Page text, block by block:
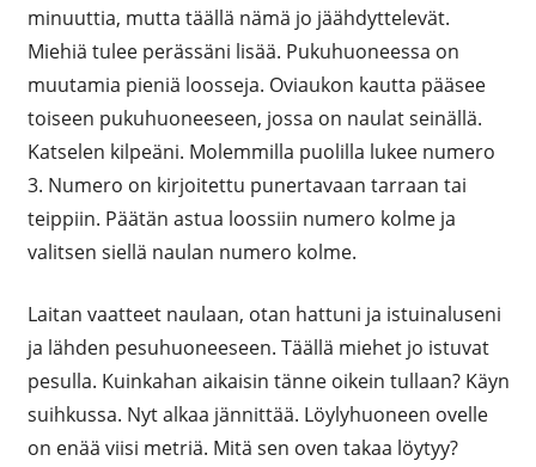
minuuttia, mutta täällä nämä jo jäähdyttelevät.
Miehiä tulee perässäni lisää. Pukuhuoneessa on
muutamia pieniä loosseja. Oviaukon kautta pääsee
toiseen pukuhuoneeseen, jossa on naulat seinällä.
Katselen kilpeäni. Molemmilla puolilla lukee numero
3. Numero on kirjoitettu punertavaan tarraan tai
teippiin. Päätän astua loossiin numero kolme ja
valitsen siellä naulan numero kolme.
Laitan vaatteet naulaan, otan hattuni ja istuinaluseni
ja lähden pesuhuoneeseen. Täällä miehet jo istuvat
pesulla. Kuinkahan aikaisin tänne oikein tullaan? Käyn
suihkussa. Nyt alkaa jännittää. Löylyhuoneen ovelle
on enää viisi metriä. Mitä sen oven takaa löytyy?